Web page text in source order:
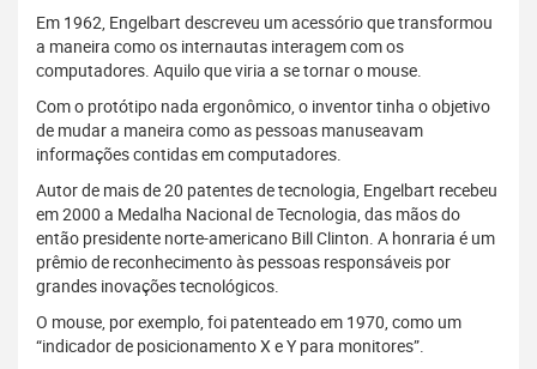
Em 1962, Engelbart descreveu um acessório que transformou
a maneira como os internautas interagem com os
computadores. Aquilo que viria a se tornar o mouse.
Com o protótipo nada ergonômico, o inventor tinha o objetivo
de mudar a maneira como as pessoas manuseavam
informações contidas em computadores.
Autor de mais de 20 patentes de tecnologia, Engelbart recebeu
em 2000 a Medalha Nacional de Tecnologia, das mãos do
então presidente norte-americano Bill Clinton. A honraria é um
prêmio de reconhecimento às pessoas responsáveis por
grandes inovações tecnológicos.
O mouse, por exemplo, foi patenteado em 1970, como um
“indicador de posicionamento X e Y para monitores”.